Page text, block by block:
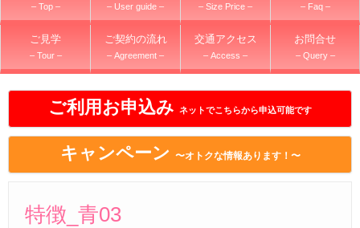
– Top – – User guide – – Size Price – – Faq –
ご見学
– Tour –
ご契約の流れ
– Agreement –
交通アクセス
– Access –
お問合せ
– Query –
ご利用お申込み ネットでこちらから申込可能です
キャンペーン 〜オトクな情報あります！〜
特徴_青03